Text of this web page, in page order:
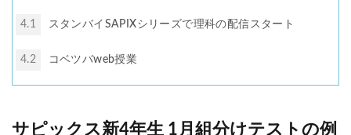
4.1 スタンバイSAPIXシリーズで理科の配信スタート
4.2 コベツバweb授業
サピックス新4年生 1月組分けテストの例